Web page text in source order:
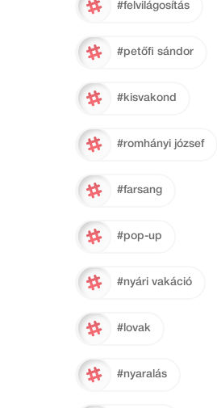
#felvilágosítás
#petőfi sándor
#kisvakond
#romhányi józsef
#farsang
#pop-up
#nyári vakáció
#lovak
#nyaralás